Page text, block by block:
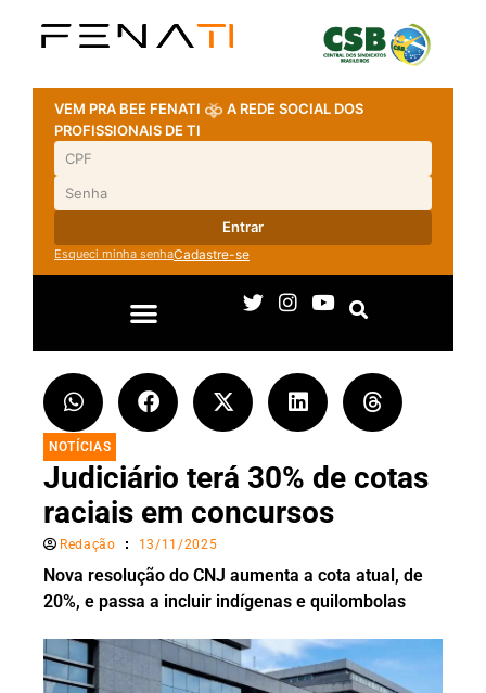
VEM PRA BEE FENATI
A REDE SOCIAL DOS
PROFISSIONAIS DE TI
Entrar
Esqueci minha senhaCadastre-se
NOTÍCIAS
Judiciário terá 30% de cotas
raciais em concursos
Redação 13/11/2025
Nova resolução do CNJ aumenta a cota atual, de
20%, e passa a incluir indígenas e quilombolas